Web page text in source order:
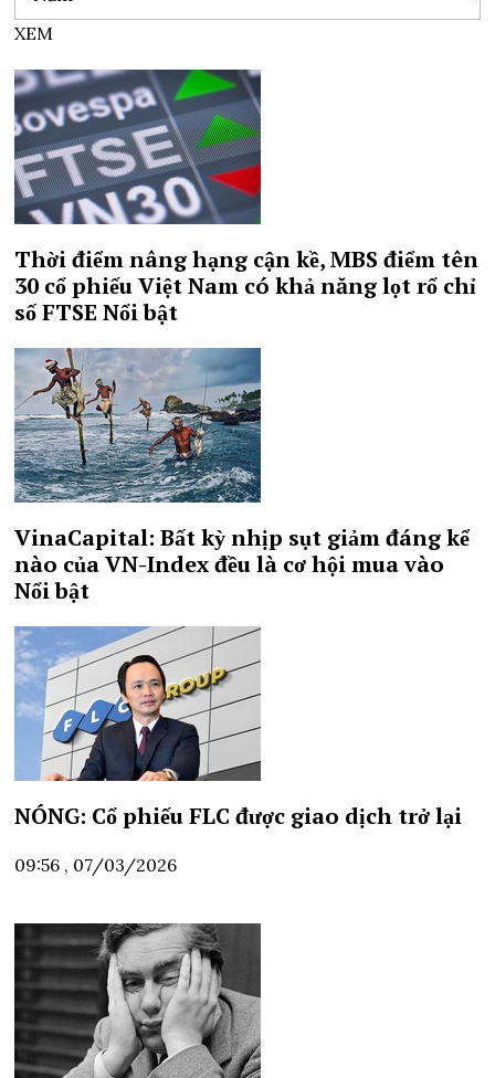
XEM
Thời điểm nâng hạng cận kề, MBS điểm tên
30 cổ phiếu Việt Nam có khả năng lọt rổ chỉ
số FTSENổi bật
VinaCapital: Bất kỳ nhịp sụt giảm đáng kể
nào của VN-Index đều là cơ hội mua vào
Nổi bật
NÓNG: Cổ phiếu FLC được giao dịch trở lại
09:56 , 07/03/2026